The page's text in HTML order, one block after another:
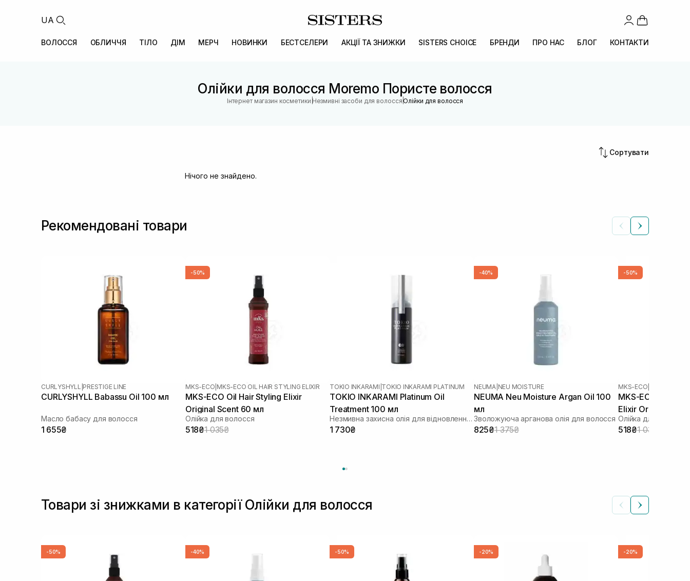
UA
ВОЛОССЯ ОБЛИЧЧЯ ТІЛО ДІМ МЕРЧ НОВИНКИ БЕСТСЕЛЕРИ АКЦІЇ ТА ЗНИЖКИ SISTERS CHOICE БРЕНДИ ПРО НАС БЛОГ КОНТАКТИ
Олійки для волосся Moremo Пористе волосся
Інтернет магазин косметики |Незмивні засоби для волосся |Олійки для волосся
Сортувати
Нічого не знайдено.
Рекомендовані товари
CURLYSHYLL PRESTIGE LINE
CURLYSHYLL Babassu Oil 100 мл
Масло бабасу для волосся
1 655₴
-50%
MKS-ECO MKS-ECO OIL HAIR STYLING ELIXIR
MKS-ECO Oil Hair Styling Elixir
Original Scent 60 мл
Олійка для волосся
518₴1 035₴
TOKIO INKARAMI TOKIO INKARAMI PLATINUM
TOKIO INKARAMI Platinum Oil
Treatment 100 мл
Незмивна захисна олія для відновлення всіх типів волосся
1 730₴
-40%
NEUMA NEU MOISTURE
NEUMA Neu Moisture Argan Oil 100
мл
Зволожуюча арганова олія для волосся
825₴1 375₴
-50%
MKS-ECO
MKS-ECO Oil
Elixir Original
Олійка для тонкого
518₴1 035₴
Товари зі знижками в категорії Олійки для волосся
-50% -40% -50% -20% -20%